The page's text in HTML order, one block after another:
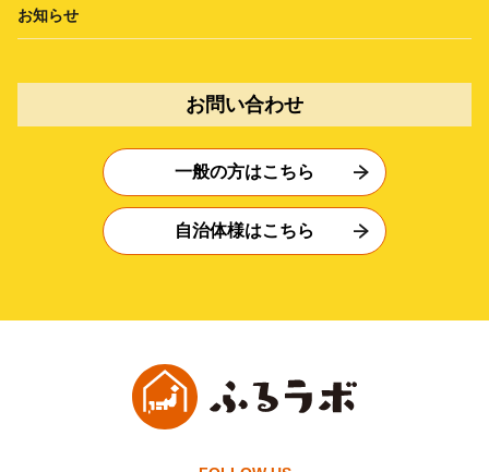
お知らせ
お問い合わせ
一般の方はこちら
自治体様はこちら